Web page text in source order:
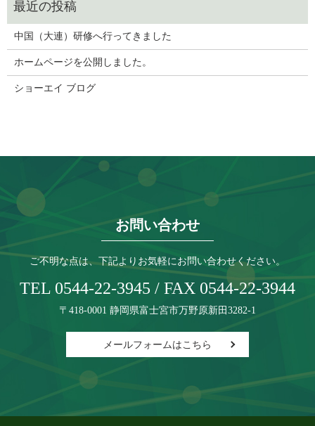
中国（大連）研修へ行ってきました
ホームページを公開しました。
ショーエイ ブログ
お問い合わせ
ご不明な点は、下記よりお気軽にお問い合わせください。
TEL 0544-22-3945 / FAX 0544-22-3944
〒418-0001 静岡県富士宮市万野原新田3282-1
メールフォームはこちら